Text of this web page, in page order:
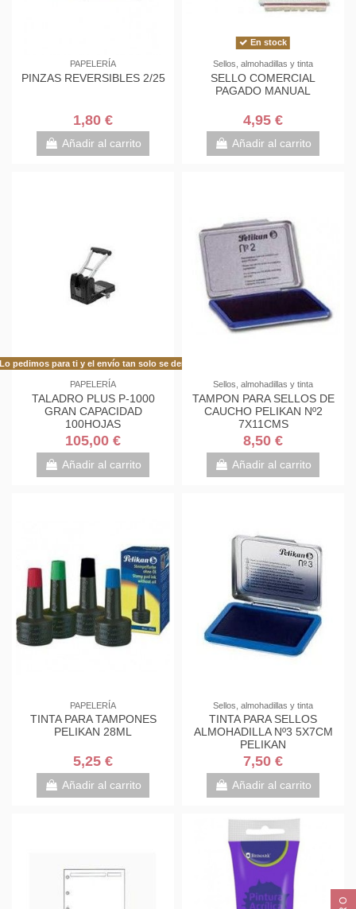
PAPELERÍA
PINZAS REVERSIBLES 2/25
1,80 €
Añadir al carrito
En stock
Sellos, almohadillas y tinta
SELLO COMERCIAL
PAGADO MANUAL
4,95 €
Añadir al carrito
pedimos para ti y el envío tan solo se demora 48h más de lo habitual!
PAPELERÍA
TALADRO PLUS P-1000
GRAN CAPACIDAD
100HOJAS
105,00 €
Añadir al carrito
Sellos, almohadillas y tinta
TAMPON PARA SELLOS DE
CAUCHO PELIKAN Nº2
7X11CMS
8,50 €
Añadir al carrito
PAPELERÍA
TINTA PARA TAMPONES
PELIKAN 28ML
5,25 €
Añadir al carrito
Sellos, almohadillas y tinta
TINTA PARA SELLOS
ALMOHADILLA Nº3 5X7CM
PELIKAN
7,50 €
Añadir al carrito